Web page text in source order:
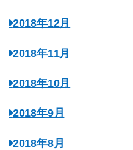
2018年12月
2018年11月
2018年10月
2018年9月
2018年8月